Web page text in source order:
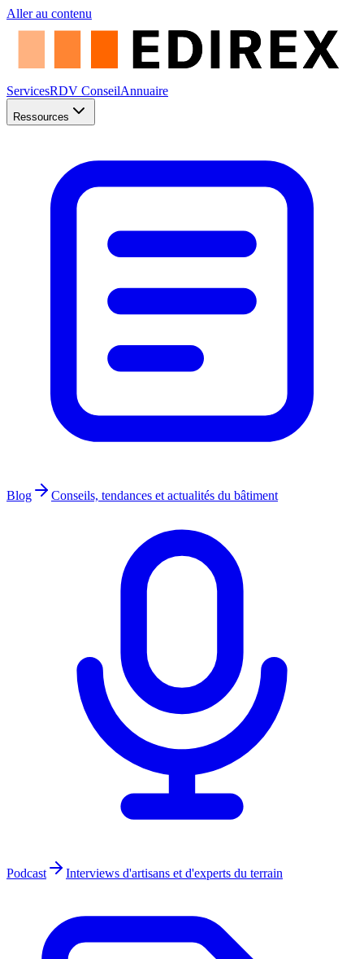
Aller au contenu
ServicesRDV ConseilAnnuaire
Ressources
Blog Conseils, tendances et actualités du bâtiment
Podcast Interviews d'artisans et d'experts du terrain